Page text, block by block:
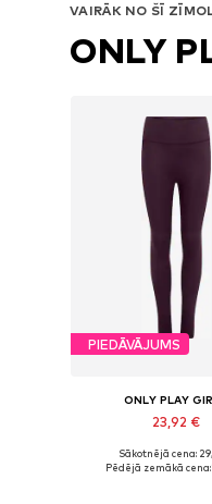
VAIRĀK NO ŠĪ
ONLY
PIEDĀVĀJUMS
ONLY PLAY
23,92 €
Sākotnējā cena:
Pēdējā zemākā cena: